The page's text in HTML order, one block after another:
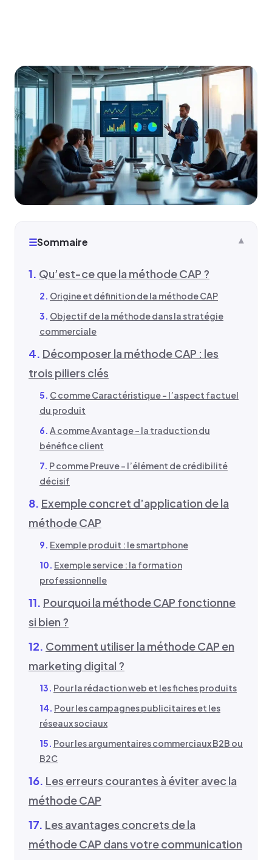
☰Sommaire
Qu’est-ce que la méthode CAP ?
Origine et définition de la méthode CAP
Objectif de la méthode dans la stratégie
commerciale
Décomposer la méthode CAP : les
trois piliers clés
C comme Caractéristique – l’aspect factuel
du produit
A comme Avantage – la traduction du
bénéfice client
P comme Preuve – l’élément de crédibilité
décisif
Exemple concret d’application de la
méthode CAP
Exemple produit : le smartphone
Exemple service : la formation
professionnelle
Pourquoi la méthode CAP fonctionne
si bien ?
Comment utiliser la méthode CAP en
marketing digital ?
Pour la rédaction web et les fiches produits
Pour les campagnes publicitaires et les
réseaux sociaux
Pour les argumentaires commerciaux B2B ou
B2C
Les erreurs courantes à éviter avec la
méthode CAP
Les avantages concrets de la
méthode CAP dans votre communication